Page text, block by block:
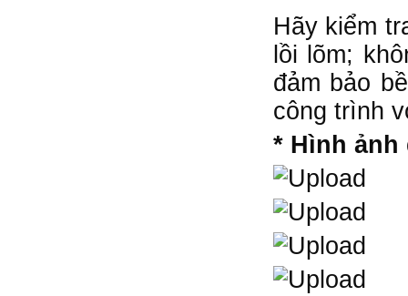
Hãy kiểm
lồi lõm;
đảm bảo
công trình
* Hình ảnh